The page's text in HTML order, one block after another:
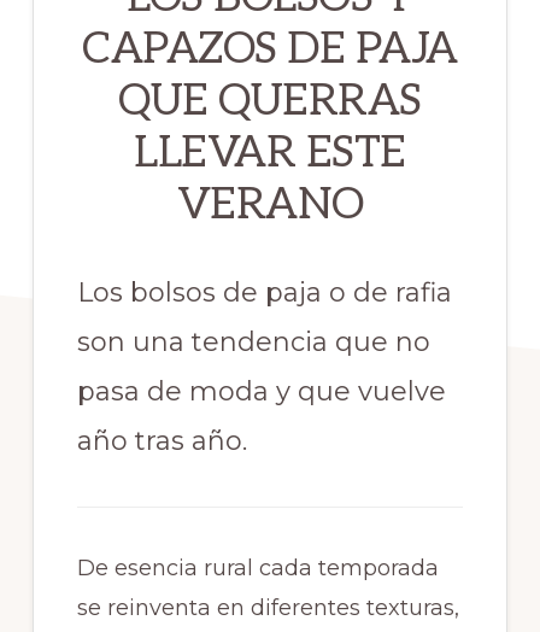
CAPAZOS DE PAJA
QUE QUERRAS
LLEVAR ESTE
VERANO
Los bolsos de paja o de rafia
son una tendencia que no
pasa de moda y que vuelve
año tras año.
De esencia rural cada temporada
se reinventa en diferentes texturas,